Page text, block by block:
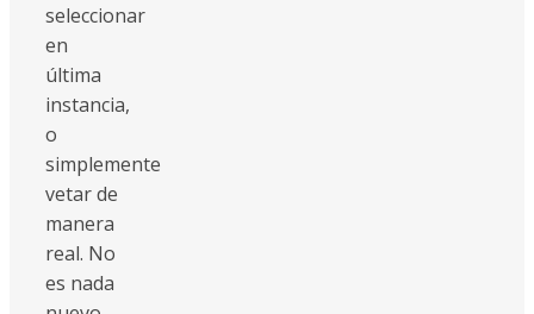
seleccionar
en
última
instancia,
o
simplemente
vetar de
manera
real. No
es nada